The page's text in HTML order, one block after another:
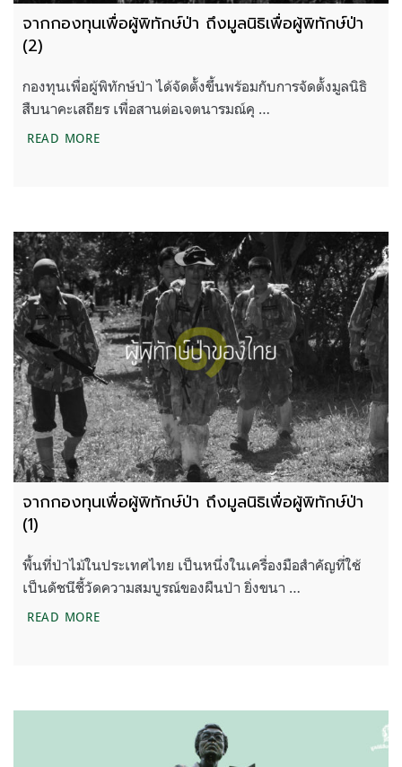
จากกองทุนเพื่อผู้พิทักษ์ป่า ถึงมูลนิธิเพื่อผู้พิทักษ์ป่า
(2)
กองทุนเพื่อผู้พิทักษ์ป่า ได้จัดตั้งขึ้นพร้อมกับการจัดตั้งมูลนิธิ
สืบนาคะเสถียร เพื่อสานต่อเจตนารมณ์คุ …
READ MOREจากกองทุนเพื่อผู้พิทักษ์ป่า ถึงมูลนิธิเพื่อผู้พิทักษ์ป่า (2)
จากกองทุนเพื่อผู้พิทักษ์ป่า ถึงมูลนิธิเพื่อผู้พิทักษ์ป่า
(1)
พื้นที่ป่าไม้ในประเทศไทย เป็นหนึ่งในเครื่องมือสำคัญที่ใช้
เป็นดัชนีชี้วัดความสมบูรณ์ของผืนป่า ยิ่งขนา …
READ MOREจากกองทุนเพื่อผู้พิทักษ์ป่า ถึงมูลนิธิเพื่อผู้พิทักษ์ป่า (1)